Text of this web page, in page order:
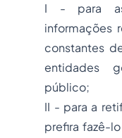
I - para
informações
constantes
entidades
público;
II - para a
prefira fazê-